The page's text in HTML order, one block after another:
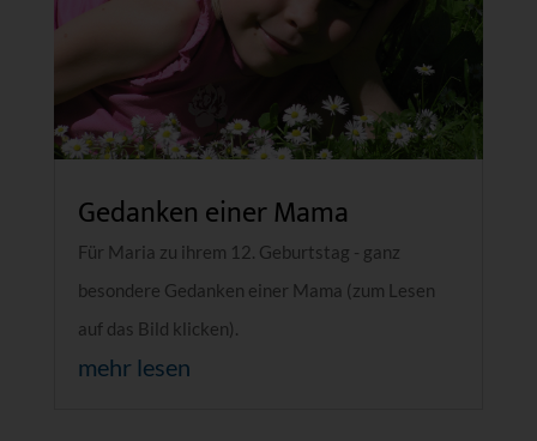
Gedanken einer Mama
Für Maria zu ihrem 12. Geburtstag - ganz
besondere Gedanken einer Mama (zum Lesen
auf das Bild klicken).
mehr lesen